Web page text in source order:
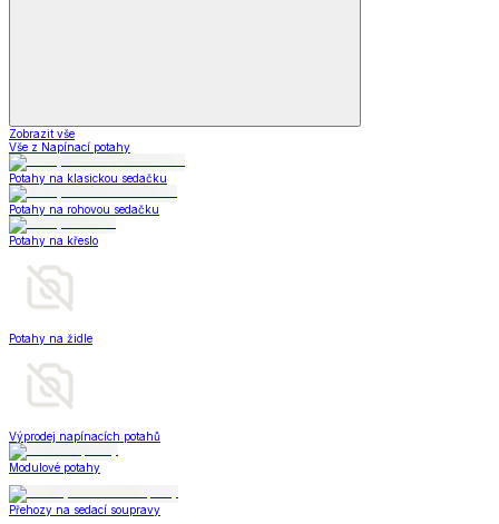
Zobrazit vše
Vše z Napínací potahy
Potahy na klasickou sedačku
Potahy na rohovou sedačku
Potahy na křeslo
Potahy na židle
Výprodej napínacích potahů
Modulové potahy
Přehozy na sedací soupravy